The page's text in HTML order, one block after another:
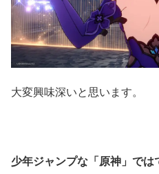
大変興味深いと思います。
少年ジャンプな「原神」では